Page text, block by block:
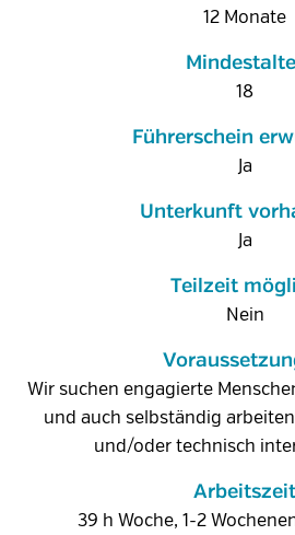
12 Monate
18
Führerschein
Ja
Unterkunft
Ja
Teilzeit
Nein
Wir suchen engagierte
und auch selbständig
und/oder technisch
Arbeitszeit
39 h Woche, 1-2